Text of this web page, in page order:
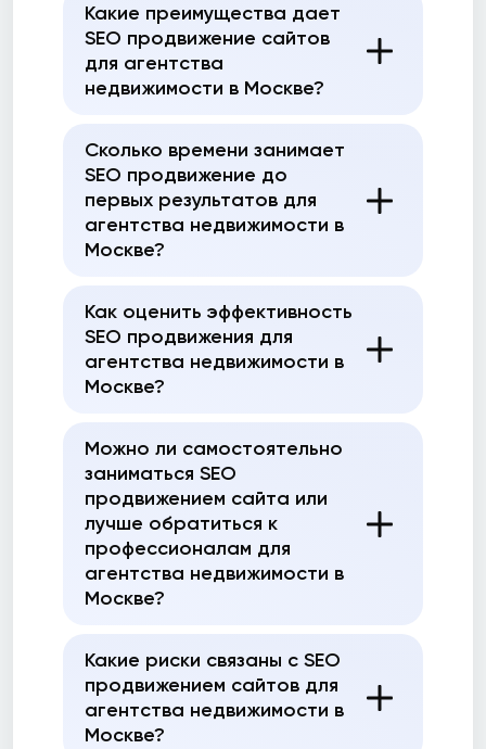
Какие преимущества дает
SEO продвижение сайтов
для агентства
недвижимости в Москве?
Сколько времени занимает
SEO продвижение до
первых результатов для
агентства недвижимости в
Москве?
Как оценить эффективность
SEO продвижения для
агентства недвижимости в
Москве?
Можно ли самостоятельно
заниматься SEO
продвижением сайта или
лучше обратиться к
профессионалам для
агентства недвижимости в
Москве?
Какие риски связаны с SEO
продвижением сайтов для
агентства недвижимости в
Москве?